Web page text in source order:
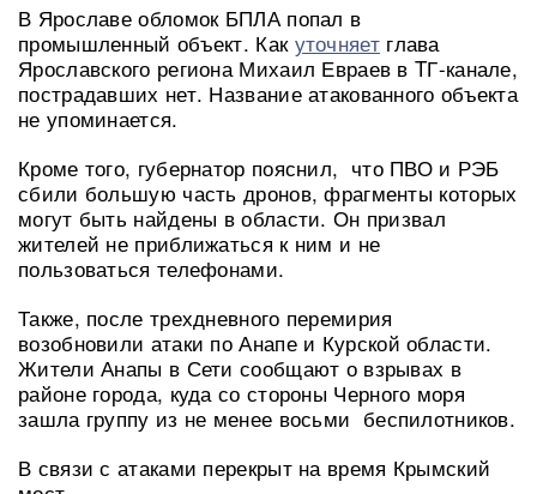
В Ярославе обломок БПЛА попал в
промышленный объект. Как уточняетглава
Ярославского региона Михаил Евраев в TГ-канале,
пострадавших нет. Название атакованного объекта
не упоминается.
Кроме того, губернатор пояснил, что ПВО и РЭБ
сбили большую часть дронов, фрагменты которых
могут быть найдены в области. Он призвал
жителей не приближаться к ним и не
пользоваться телефонами.
Также, после трехдневного перемирия
возобновили атаки по Анапе и Курской области.
Жители Анапы в Сети сообщают о взрывах в
районе города, куда со стороны Черного моря
зашла группу из не менее восьми беспилотников.
В связи с атаками перекрыт на время Крымский